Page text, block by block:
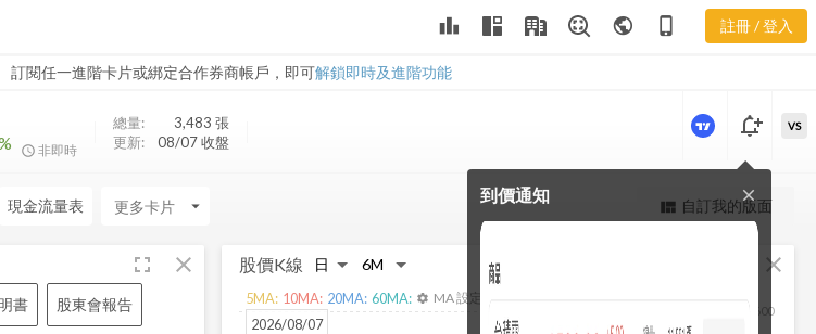
leaderboard public phone_iphone 註冊 / 登入
訂閱任一進階卡片或綁定合作券商帳戶，即可解鎖即時及進階功能
料
非即時
總量: 3,483 張
更新:
08/07 收盤
更強大的進階價量圖表
notification_add
到價通知 close
VS
現金流量表 arrow_drop_down view_quilt 自訂我的版面
fullscreen close
書 股東會報告
股價K線 close
600
2026/08/07
5MA: 10MA: 20MA: 60MA: settings MA 設定